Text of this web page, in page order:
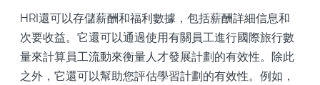
HRI還可以存儲薪酬和福利數據，包括薪酬詳細信息和
次要收益。它還可以通過使用有關員工進行國際旅行數
量來計算員工流動來衡量人才發展計劃的有效性。除此
之外，它還可以幫助您評估學習計劃的有效性。例如，